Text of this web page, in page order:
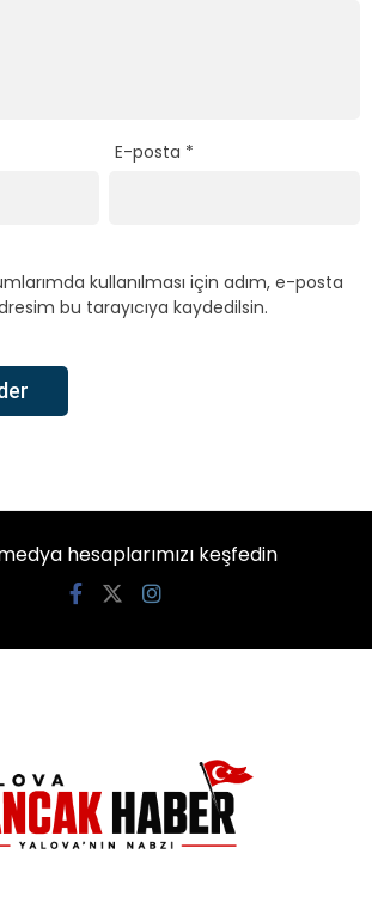
E-posta *
kullanılması için adım, e-posta
bu tarayıcıya kaydedilsin.
hesaplarımızı keşfedin